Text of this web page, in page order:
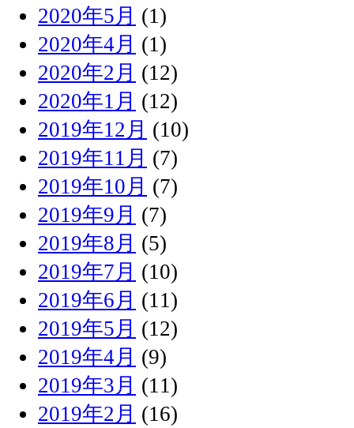
2020年5月 (1)
2020年4月 (1)
2020年2月 (12)
2020年1月 (12)
2019年12月 (10)
2019年11月 (7)
2019年10月 (7)
2019年9月 (7)
2019年8月 (5)
2019年7月 (10)
2019年6月 (11)
2019年5月 (12)
2019年4月 (9)
2019年3月 (11)
2019年2月 (16)